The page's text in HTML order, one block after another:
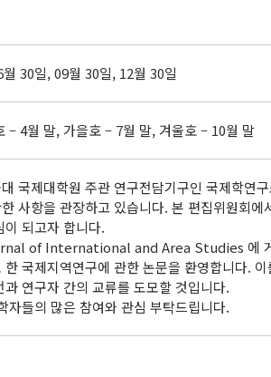
30일, 09월 30일, 12월 30일
– 4월 말, 가을호 – 7월 말, 겨울호 – 10월 말
국제대학원 주관 연구전담기구인 국제학
사항을 관장하고 있습니다. 본 편집위원회
되고자 합니다.
of International and Area Studies 에 게
한 국제지역연구에 관한 논문을 환영합니다.
연구자 간의 교류를 도모할 것입니다.
자들의 많은 참여와 관심 부탁드립니다.